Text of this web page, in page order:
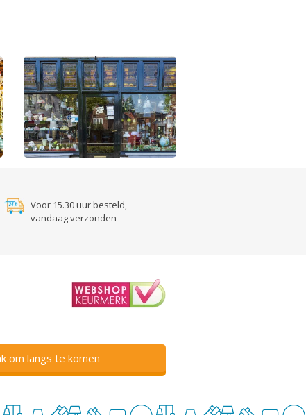
Voor 15.30 uur besteld,
vandaag verzonden
om langs te komen